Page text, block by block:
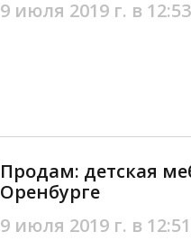
9 июля 2019 г. в 12:53
Продам: детская
Оренбурге
9 июля 2019 г. в 12:51